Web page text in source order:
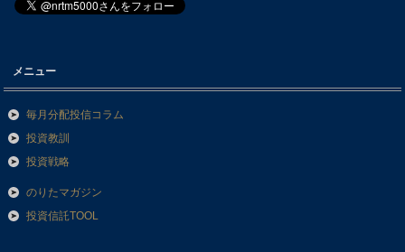
メニュー
毎月分配投信コラム
投資教訓
投資戦略
のりたマガジン
投資信託TOOL